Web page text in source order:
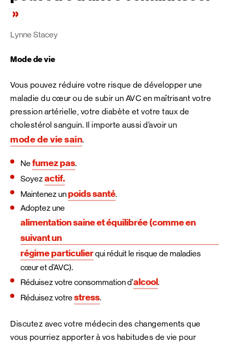
Lynne Stacey
Mode de vie
Vous pouvez réduire votre risque de développer une
maladie du cœur ou de subir un AVC en maîtrisant votre
pression artérielle, votre diabète et votre taux de
cholestérol sanguin. Il importe aussi d’avoir un
mode de vie sain.
Ne fumez pas.
Soyezactif.
Maintenez unpoids santé.
Adoptez une
alimentation saine et équilibrée (comme en
suivant un
régime particulierqui réduit le risque de maladies
cœur et d’AVC).
Réduisez votre consommation d’alcool.
Réduisez votre stress.
Discutez avec votre médecin des changements que
vous pourriez apporter à vos habitudes de vie pour